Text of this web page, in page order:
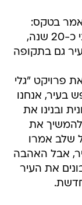
בטקס:
"את הבניה בטירת כרמל, התחלנו לפני כ-20 שנה,
גם בתקופה
פרויקט "גלי
בעיר, אנחנו
ובנינו את
להמשיך את
שלב אמרו
אבל האהבה
את העיר